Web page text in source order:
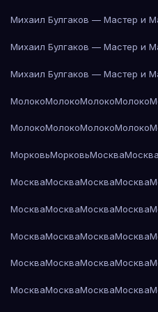
Михаил Булгаков — Мастер и
Михаил Булгаков — Мастер и
Михаил Булгаков — Мастер и
МолокоМолокоМолокоМолоко
МолокоМолокоМолокоМолоко
МорковьМорковьМоскваМосква
МоскваМоскваМоскваМосква
МоскваМоскваМоскваМосква
МоскваМоскваМоскваМосква
МоскваМоскваМоскваМосква
МоскваМоскваМоскваМосква